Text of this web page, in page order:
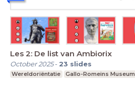
Les 2: De list van Ambiorix
October 2025- 23 slides
Wereldoriëntatie Gallo-Romeins Museum